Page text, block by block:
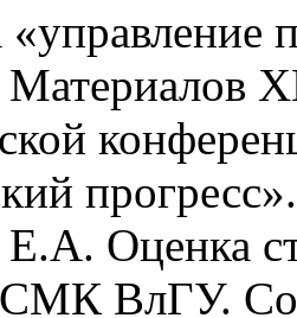
Е.А. Оценка
ВлГУ.